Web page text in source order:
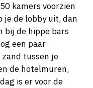
kamers voorzien
je de lobby uit, dan
bij de hippe bars
een paar
tussen je
de hotelmuren,
is er voor de